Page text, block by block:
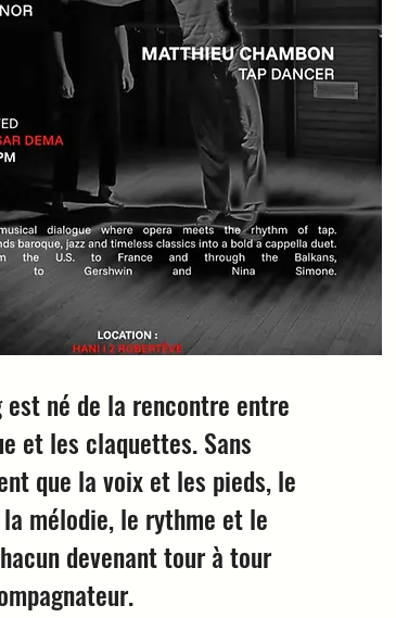
est né de la rencontre entre
et les claquettes. Sans
que la voix et les pieds, le
mélodie, le rythme et le
devenant tour à tour